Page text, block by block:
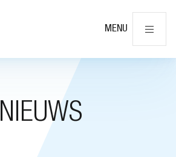
MENU
NIEUWS